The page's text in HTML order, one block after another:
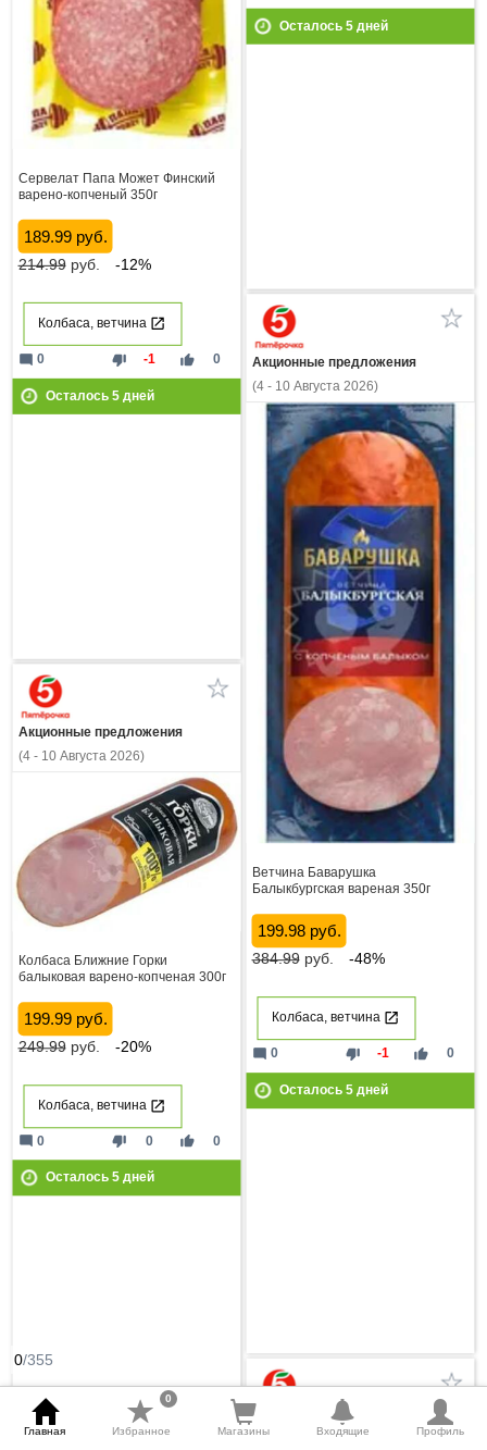
0/355
Осталось 5дней
Сервелат Папа Может Финский
варено-копченый 350г
189.99 руб.
214.99руб. -12%
Колбаса, ветчина
thumb_down -1 thumb_up 0
mode_comment 0
Осталось 5дней
Акционные предложения
(4 - 10 Августа 2026)
Ветчина Баварушка
Балыкбургская вареная 350г
199.98 руб.
384.99руб. -48%
Колбаса, ветчина
thumb_down -1 thumb_up 0
mode_comment 0
Осталось 5дней
Акционные предложения
(4 - 10 Августа 2026)
Колбаса Ближние Горки
балыковая варено-копченая 300г
199.99 руб.
249.99руб. -20%
Колбаса, ветчина
thumb_down 0 thumb_up 0
mode_comment 0
Осталось 5дней
Акционные предложения
Главная Избранное
0
Магазины Входящие Профиль